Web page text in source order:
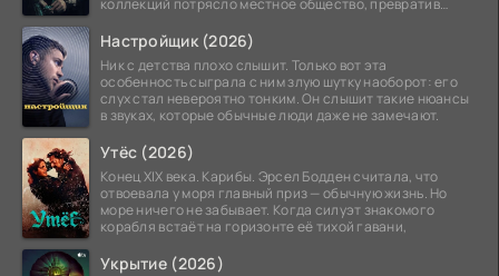
коллекций потрясло местное общество, превратив
Настройщик (2026)
Ник с детства плохо слышит. Только вот эта
особенность сыграла с ним злую шутку наоборот: его
слух стал невероятно тонким. Он слышит такие нюансы
в звуках, которые обычные люди даже не замечают.
Утёс (2026)
Конец XIX века. Карибы. Эрсел Бодден считала, что
отвоевала у моря главный приз — обычную жизнь. Но
море ничего не забывает. Когда силуэт знакомого
корабля встаёт на горизонте её тихой гавани,
Укрытие (2026)